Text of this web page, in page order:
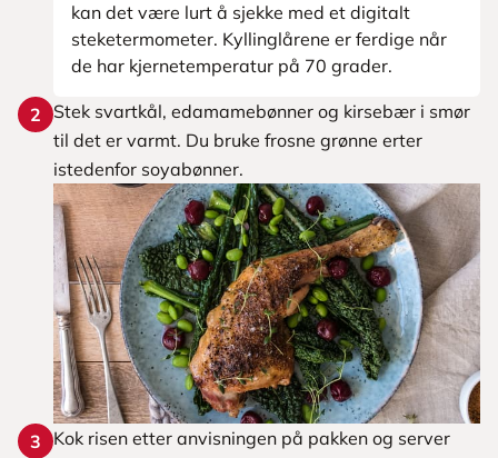
kan det være lurt å sjekke med et digitalt
steketermometer. Kyllinglårene er ferdige når
de har kjernetemperatur på 70 grader.
2
Stek svartkål, edamamebønner og kirsebær i smør
til det er varmt. Du bruke frosne grønne erter
istedenfor soyabønner.
3
Kok risen etter anvisningen på pakken og server